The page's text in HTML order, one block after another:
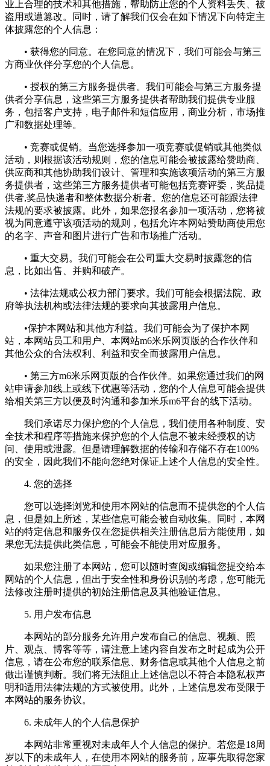
业上合理的技术和其他措施，帮助防止您的个人资料丢失、被
盗用或遭篡改。同时，请了解我们仅会在如下情况下向特定主
体披露您的个人信息：
• 获得您的同意。在您同意的情况下，我们可能会与第三
方商业伙伴分享您的个人信息。
• 授权的第三方服务提供者。我们可能会与第三方服务提
供者分享信息，这些第三方服务提供者帮助我们提供专业服
务，包括客户支持，电子邮件和短信应用，商业分析，市场推
广和数据处理等。
• 竞赛或促销。当您选择参加一项竞赛或促销或其他类似
活动，则根据该活动规则，您的信息可能会被披露给赞助商、
供应商和其他协助我们设计、管理和实施该项活动的第三方服
务提供者，这些第三方服务提供者可能包括竞赛评委，奖品提
供者,奖品快递者和整体数据分析者。您的信息还可能跟法律
法规的要求被披露。此外，如果您报名参加一项活动，您将被
视为同意遵守该项活动的规则，包括允许本网站赞助商使用您
的名字、声音和图片进行广告和市场推广活动。
• 重大交易。我们可能会在公司重大交易时披露您的信
息，比如出售、并购和破产。
• 法律法规或公权力部门要求。我们可能会根据法院、政
府等执法机构或法律法规的要求向其披露用户信息。
•保护本网站和其他方利益。我们可能会为了保护本网
站，本网站员工和用户、本网站m6米乐网页版的合作伙伴和
其他公众的合法权利、利益和安全而披露用户信息。
• 第三方m6米乐网页版的合作伙伴。如果您通过我们的网
站申请参加线上或线下优惠等活动，您的个人信息可能会提供
给相关第三方以便及时沟通和参加米乐m6平台的线下活动。
我们承诺尽力保护您的个人信息，我们使用各种制度、安
全技术和程序等措施来保护您的个人信息不被未经授权的访
问、使用或泄露。但是请理解数据的传输和存储不存在100%
的安全，因此我们不能向您绝对保证上述个人信息的安全性。
4. 您的选择
您可以选择浏览和使用本网站的信息而不提供您的个人信
息，但是如上所述，某些信息可能会被自动收集。同时，本网
站的特定信息和服务仅在您提供相关注册信息后方能使用，如
果您无法提供此类信息，可能会不能使用对应服务。
如果您注册了本网站，您可以随时查阅或编辑您提交给本
网站的个人信息，但出于安全性和身份识别的考虑，您可能无
法修改注册时提供的初始注册信息及其他验证信息。
5. 用户发布信息
本网站的部分服务允许用户发布自己的信息、视频、照
片、观点、博客等等，请注意上述内容自发布之时起成为公开
信息，请在公布您的联系信息、财务信息或其他个人信息之前
做出谨慎判断。我们将无法阻止上述信息以不符合本隐私权声
明和适用法律法规的方式被使用。此外，上述信息发布受限于
本网站的服务协议。
6. 未成年人的个人信息保护
本网站非常重视对未成年人个人信息的保护。若您是18周
岁以下的未成年人，在使用本网站的服务前，应事先取得您家